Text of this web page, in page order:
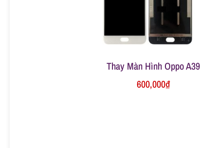
Thay Màn Hình Oppo A39
600,000₫